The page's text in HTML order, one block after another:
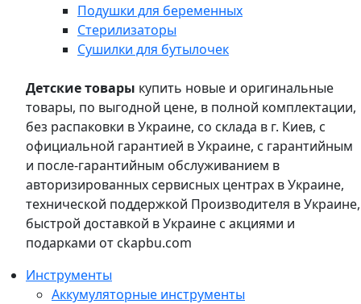
Подушки для беременных
Стерилизаторы
Сушилки для бутылочек
Детские товары купить новые и оригинальные
товары, по выгодной цене, в полной комплектации,
без распаковки в Украине, со склада в г. Киев, с
официальной гарантией в Украине, с гарантийным
и после-гарантийным обслуживанием в
авторизированных сервисных центрах в Украине,
технической поддержкой Производителя в Украине,
быстрой доставкой в Украине с акциями и
подарками от ckapbu.com
Инструменты
Аккумуляторные инструменты